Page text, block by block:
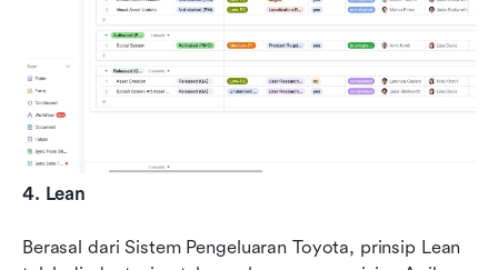
4. Lean
Berasal dari Sistem Pengeluaran Toyota, prinsip Lean